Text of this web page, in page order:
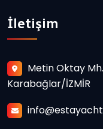
İletişim
Metin Oktay
Karabağlar/İZMİR